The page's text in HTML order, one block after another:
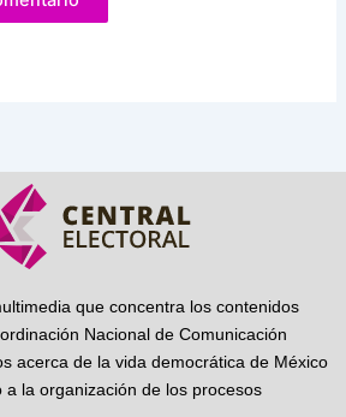
que concentra los contenidos
Nacional de Comunicación
acerca de la vida democrática de México
a la organización de los procesos